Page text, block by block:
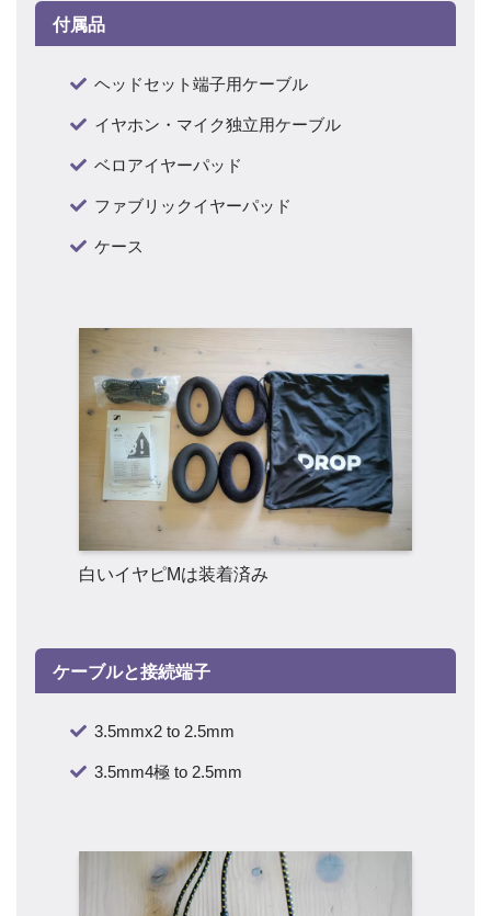
付属品
ヘッドセット端子用ケーブル
イヤホン・マイク独立用ケーブル
ベロアイヤーパッド
ファブリックイヤーパッド
ケース
白いイヤピMは装着済み
ケーブルと接続端子
3.5mmx2 to 2.5mm
3.5mm4極 to 2.5mm